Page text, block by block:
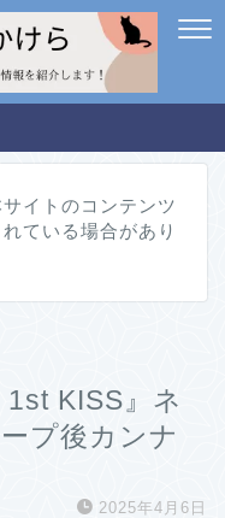
イトのコンテンツ
ている場合があり
KISS』ネ
プ後カンナ
2025年4月6日